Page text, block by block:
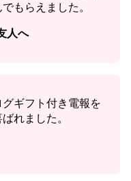
もらえました。
人へ
ギフト付き電報を
れました。